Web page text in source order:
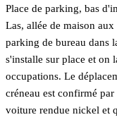
Place de parking, bas
Las, allée de maison
parking de bureau dans
s'installe sur place et on
occupations. Le
créneau est confirmé
voiture rendue nickel et